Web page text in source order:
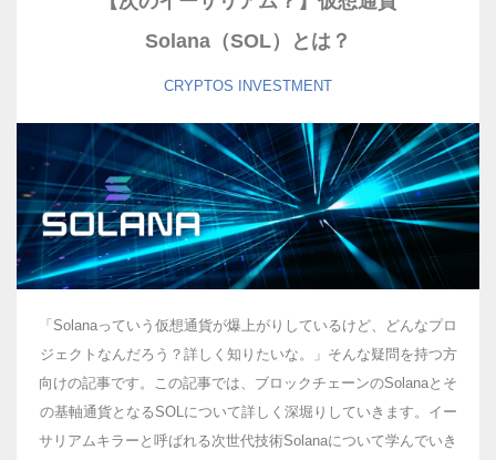
Solana（SOL）とは？
CRYPTOS INVESTMENT
「Solanaっていう仮想通貨が爆上がりしているけど、どんなプロ
ジェクトなんだろう？詳しく知りたいな。」そんな疑問を持つ方
向けの記事です。この記事では、ブロックチェーンのSolanaとそ
の基軸通貨となるSOLについて詳しく深堀りしていきます。イー
サリアムキラーと呼ばれる次世代技術Solanaについて学んでいき